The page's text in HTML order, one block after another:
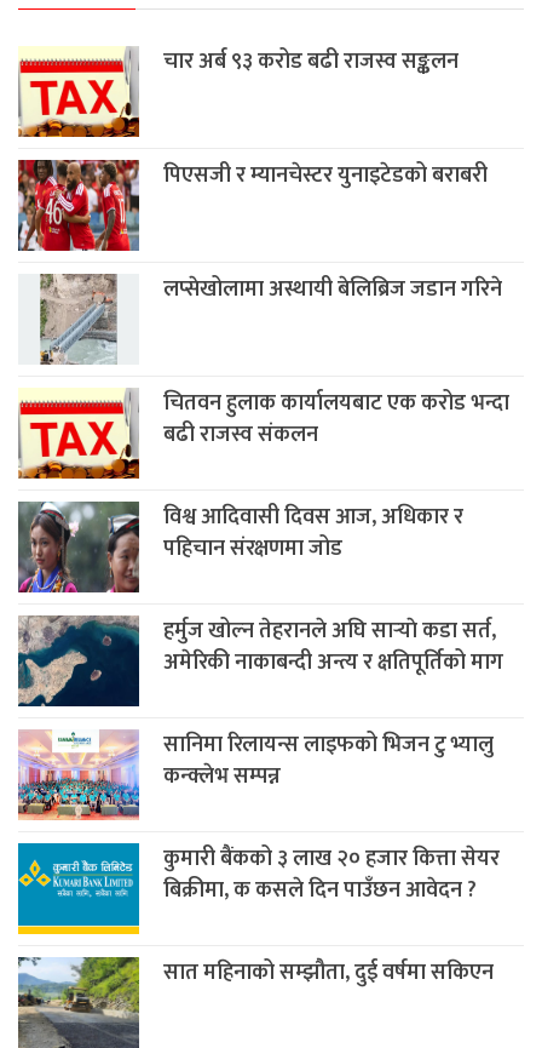
चार अर्ब ९३ करोड बढी राजस्व सङ्कलन
पिएसजी र म्यानचेस्टर युनाइटेडको बराबरी
लप्सेखोलामा अस्थायी बेलिब्रिज जडान गरिने
चितवन हुलाक कार्यालयबाट एक करोड भन्दा
बढी राजस्व संकलन
विश्व आदिवासी दिवस आज, अधिकार र
पहिचान संरक्षणमा जोड
हर्मुज खोल्न तेहरानले अघि सार्‍याे कडा सर्त,
अमेरिकी नाकाबन्दी अन्त्य र क्षतिपूर्तिको माग
सानिमा रिलायन्स लाइफको भिजन टु भ्यालु
कन्क्लेभ सम्पन्न
कुमारी बैंकको ३ लाख २० हजार कित्ता सेयर
बिक्रीमा, क कसले दिन पाउँछन आवेदन ?
सात महिनाको सम्झौता, दुई वर्षमा सकिएन